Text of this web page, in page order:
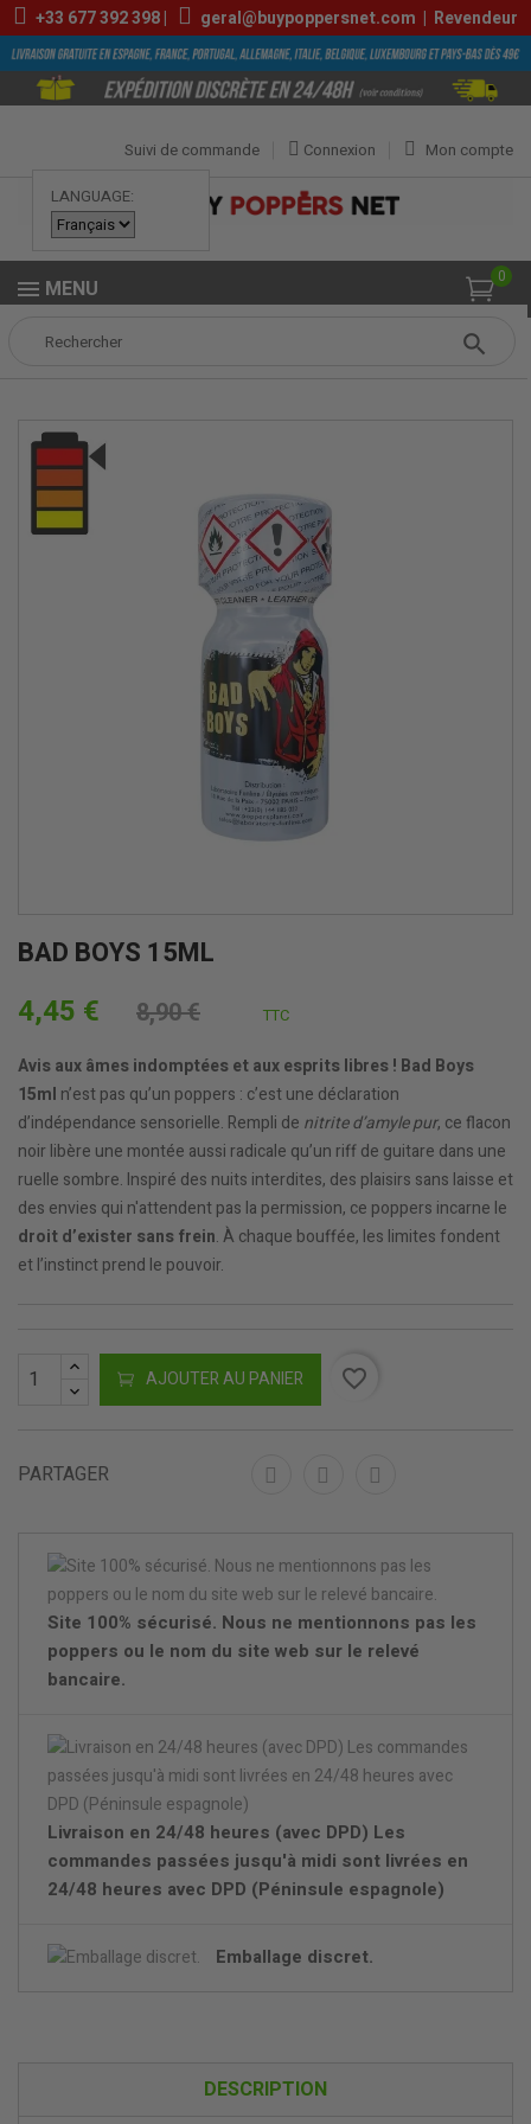
+33 677 392 398| geral@buypoppersnet.com | Revendeur
LANGUAGE:
Mon compte
Connexion
Suivi de commande
0
MENU
BAD BOYS 15ML
4,45 € 8,90 € TTC
Avis aux âmes indomptées et aux esprits libres ! Bad Boys
15ml n’est pas qu’un poppers : c’est une déclaration
d’indépendance sensorielle. Rempli de nitrite d’amyle pur, ce flacon
noir libère une montée aussi radicale qu’un riff de guitare dans une
ruelle sombre. Inspiré des nuits interdites, des plaisirs sans laisse et
des envies qui n'attendent pas la permission, ce poppers incarne le
droit d’exister sans frein. À chaque bouffée, les limites fondent
et l’instinct prend le pouvoir.
AJOUTER AU PANIER favorite_border
PARTAGER
Site 100% sécurisé. Nous ne mentionnons pas les
poppers ou le nom du site web sur le relevé
bancaire.
Livraison en 24/48 heures (avec DPD) Les
commandes passées jusqu'à midi sont livrées en
24/48 heures avec DPD (Péninsule espagnole)
Emballage discret.
DESCRIPTION